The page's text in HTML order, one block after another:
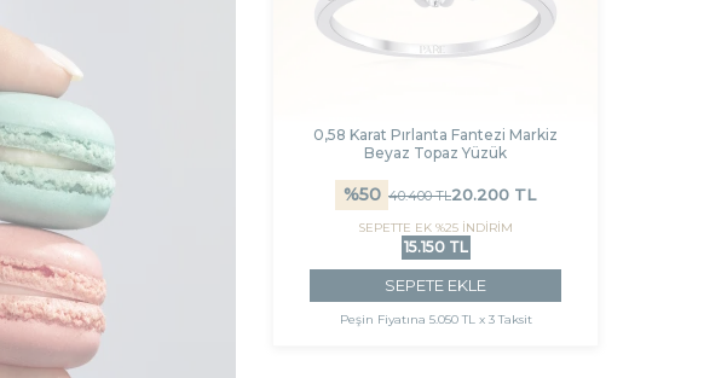
0,58 Karat Pırlanta Fantezi Markiz
Beyaz Topaz Yüzük
%50 40.400TL20.200 TL
SEPETTE EK %25 İNDİRİM
15.150 TL
SEPETE EKLE
Peşin Fiyatına 5.050 TL x 3 Taksit